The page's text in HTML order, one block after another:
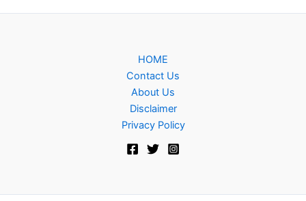
HOME
Contact Us
About Us
Disclaimer
Privacy Policy